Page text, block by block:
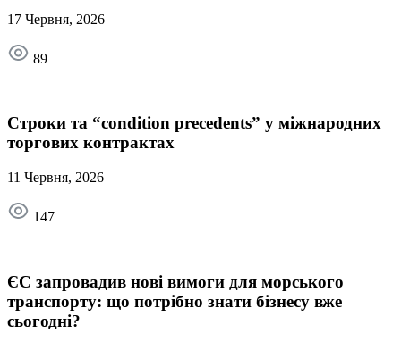
17 Червня, 2026
89
Строки та “condition precedents” у міжнародних
торгових контрактах
11 Червня, 2026
147
ЄС запровадив нові вимоги для морського
транспорту: що потрібно знати бізнесу вже
сьогодні?